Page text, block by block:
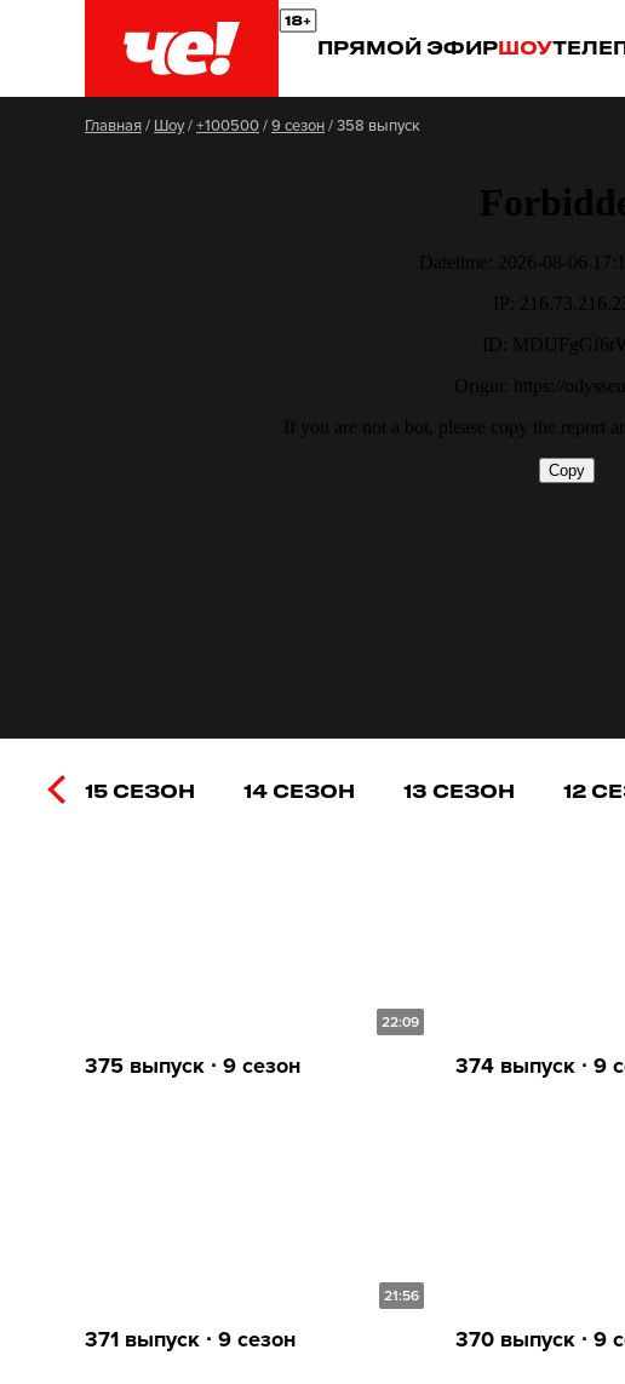
ПРЯМОЙ ЭФИРШОУ
Главная/ Шоу/+100500/9 сезон/358 выпуск
15 СЕЗОН 14 СЕЗОН 13 СЕЗОН 12
22:09
375 выпуск ∙ 9 сезон 374 выпуск ∙ 9
21:56
371 выпуск ∙ 9 сезон 370 выпуск ∙ 9